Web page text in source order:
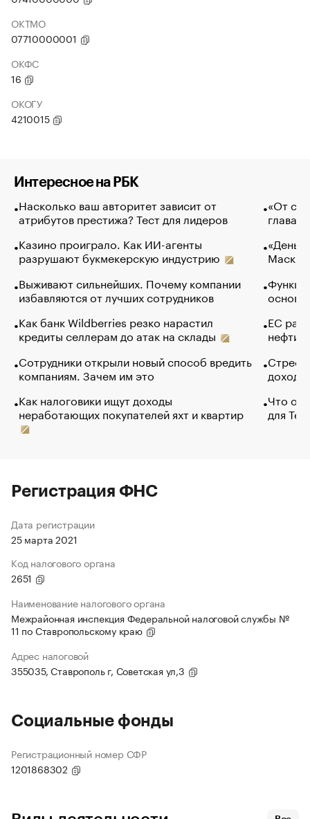
ОКТМО
07710000001
ОКФС
16
ОКОГУ
4210015
Интересное на РБК
Насколько ваш авторитет зависит от
атрибутов престижа? Тест для лидеров
Казино проиграло. Как ИИ-агенты
разрушают букмекерскую индустрию
Выживают сильнейших. Почему компании
избавляются от лучших сотрудников
Как банк Wildberries резко нарастил
кредиты селлерам до атак на склады
Сотрудники открыли новый способ вредить
компаниям. Зачем им это
Как налоговики ищут доходы
неработающих покупателей яхт и квартир
«От
глава
Маск в
основ
ЕС
нефти
Что
для
Регистрация ФНС
Дата регистрации
25 марта 2021
Код налогового органа
2651
Наименование налогового органа
Межрайонная инспекция Федеральной налоговой службы №
11 по Ставропольскому краю
Адрес налоговой
355035, Ставрополь г, Советская ул,3
Социальные фонды
Регистрационный номер СФР
1201868302